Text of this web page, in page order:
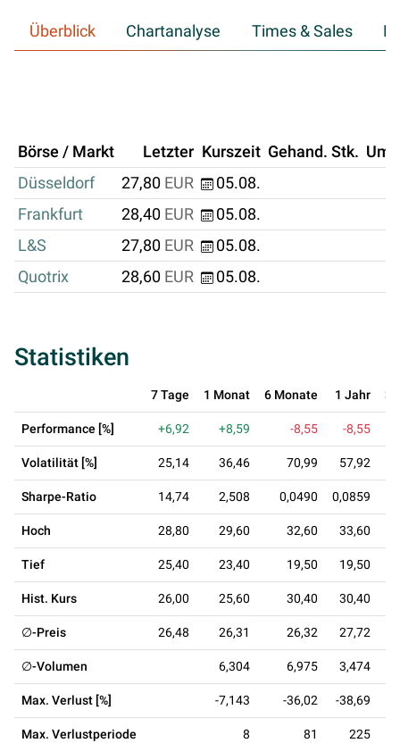
Überblick Chartanalyse Times & Sales
Börse / Markt Letzter Kurszeit Gehand. Stk.
Düsseldorf
27,80 EUR
05.08.
Frankfurt
28,40 EUR
05.08.
L&S
27,80 EUR
05.08.
Quotrix
28,60 EUR 05.08.
Statistiken
7 Tage 1 Monat 6 Monate 1 Jahr 3
Performance [%] +6,92 +8,59 -8,55 -8,55
Volatilität [%] 25,14 36,46 70,99 57,92
Sharpe-Ratio 14,74 2,508 0,0490 0,0859
Hoch 28,80 29,60 32,60 33,60
Tief 25,40 23,40 19,50 19,50
Hist. Kurs 26,00 25,60 30,40 30,40
∅-Preis 26,48 26,31 26,32 27,72
∅-Volumen 6,304 6,975 3,474
Max. Verlust [%] -7,143 -36,02 -38,69
Max. Verlustperiode
8 81 225